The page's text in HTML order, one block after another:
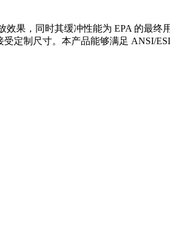
果，同时其缓冲性能为 EPA 的最终
定制尺寸。本产品能够满足 ANSI/ESD